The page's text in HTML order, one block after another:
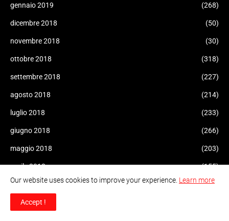
gennaio 2019 (268)
dicembre 2018 (50)
novembre 2018 (30)
ottobre 2018 (318)
settembre 2018 (227)
agosto 2018 (214)
luglio 2018 (233)
giugno 2018 (266)
maggio 2018 (203)
aprile 2018 (155)
marzo 2018 (28)
febbraio 2018
Our website uses cookies to improve your experience. Learn more
Accept !